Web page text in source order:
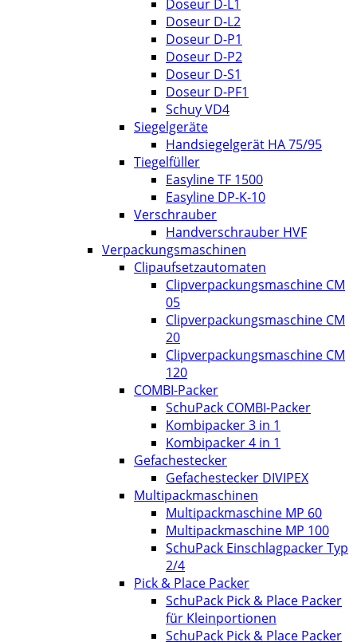
Doseur D-L1
Doseur D-L2
Doseur D-P1
Doseur D-P2
Doseur D-S1
Doseur D-PF1
Schuy VD4
Siegelgeräte
Handsiegelgerät HA 75/95
Tiegelfüller
Easyline TF 1500
Easyline DP-K-10
Verschrauber
Handverschrauber HVF
Verpackungsmaschinen
Clipaufsetzautomaten
Clipverpackungsmaschine CM
05
Clipverpackungsmaschine CM
20
Clipverpackungsmaschine CM
120
COMBI-Packer
SchuPack COMBI-Packer
Kombipacker 3 in 1
Kombipacker 4 in 1
Gefachestecker
Gefachestecker DIVIPEX
Multipackmaschinen
Multipackmaschine MP 60
Multipackmaschine MP 100
SchuPack Einschlagpacker Typ
2/4
Pick & Place Packer
SchuPack Pick & Place Packer
für Kleinportionen
SchuPack Pick & Place Packer